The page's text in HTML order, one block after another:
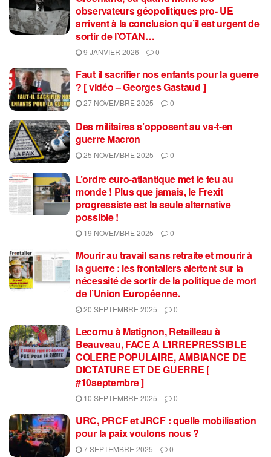
observateurs géopolitiques pro- UE
arrivent à la conclusion qu’il est urgent de
sortir de l’OTAN…
9 JANVIER 2026 0
Faut il sacrifier nos enfants pour la guerre
? [ vidéo – Georges Gastaud ]
27 NOVEMBRE 2025 0
Des militaires s’opposent au va-t-en
guerre Macron
25 NOVEMBRE 2025 0
L’ordre euro-atlantique met le feu au
monde ! Plus que jamais, le Frexit
progressiste est la seule alternative
possible !
19 NOVEMBRE 2025 0
Mourir au travail sans retraite et mourir à
la guerre : les frontaliers alertent sur la
nécessité de sortir de la politique de mort
de l’Union Européenne.
20 SEPTEMBRE 2025 0
Lecornu à Matignon, Retailleau à
Beauveau, FACE A L’IRREPRESSIBLE
COLERE POPULAIRE, AMBIANCE DE
DICTATURE ET DE GUERRE [
#10septembre ]
10 SEPTEMBRE 2025 0
URC, PRCF et JRCF : quelle mobilisation
pour la paix voulons nous ?
7 SEPTEMBRE 2025 0